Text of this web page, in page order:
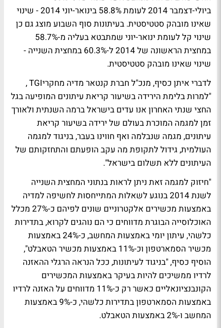
ביולי-דצמבר 2014 לעומת 58.8% בינואר-יוני 2014 - שינוי
שאינו מובהק סטטיסטית. בעיתונות סוף השבוע מוצג גם כן
שינוי קל לעומת ינואר-יוני שמתבטא בעליה מ-58.7%
במחצית הראשונה של 2014 ל-60.3% במחצית השנייה -
שינוי שאינו מובהק סטטיסטית.
לדברי איתן כסיף
, מנכ"ל חברת קנטאר מדיה מחקריTGI ,
"למרות בלימת הירידה בשיעור קריאת עיתונים המופיעה בגל
החצי שנתי האחרון אנו עדים בישראל ברמה השנתית ולאורך
זמן למגמה המוכרת בעולם של ירידה בשיעור קריאת
עיתונים, מגמה שנבלמה ואף חווינו בעבר, בניגוד למגמה
העולמית, גידול לתקופת מה עקב הופעתם והתחזקותם של
העיתונים ללא תשלום בישראל".
"חיזוק למגמה זאת ניתן לראות בנתוני המחצית השנייה
לשנת 2014 בנוגע לשאלות המתייחסות לחשיפה למדיה
באמצעות מכשירים אלקטרוניים שונים לפיהם כ-27% מכלל
האוכלוסייה הבוגרת מדווחים כי הם נוהגים לקרוא, בתדירות
כלשהי, עיתון יומי באמצעות המחשב, כ-24% באמצעות
מכשיר הסמארטפון וכ-11% באמצעות מכשיר הטאבלט",
הוסיף כסיף, "בניגוד לעיתונות, ככל הנראה הרגלי ההאזנה
לרדיו ממשיכים להיות בעיקר באמצעות המכשירים
הקונבנציונאליים כאשר רק כ-11% מדווחים על האזנה לרדיו
באמצעות הסמארטפון בתדירות כלשהי, כ-9% באמצעות
המחשב ו-2% באמצעות הטאבלט.